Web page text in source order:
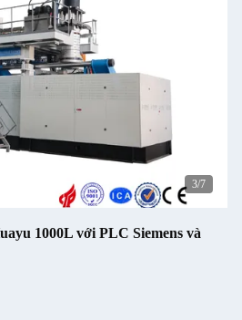
3/7
1000L với PLC Siemens và